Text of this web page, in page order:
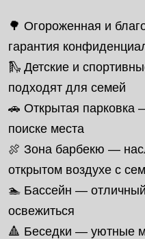
🌳 Огороженная и
гарантия
🛝 Детские и
подходят для семей
🚗 Открытая парковка
поиске места
🍖 Зона барбекю —
открытом воздухе с
🏊 Бассейн —
освежиться
🔺 Беседки — уютные